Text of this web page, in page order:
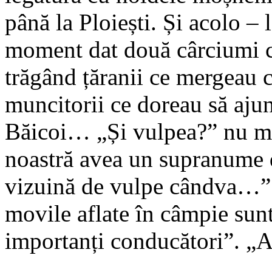
până la Ploiești. Și acolo
moment dat două cârciumi
trăgând țăranii ce mergeau
muncitorii ce doreau să
Băicoi… „Și vulpea?” nu
noastră avea un
vizuină de vulpe
movile aflate în câmpie
importanți conducători”.